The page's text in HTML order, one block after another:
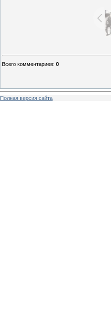
Всего комментариев: 0
Полная версия сайта